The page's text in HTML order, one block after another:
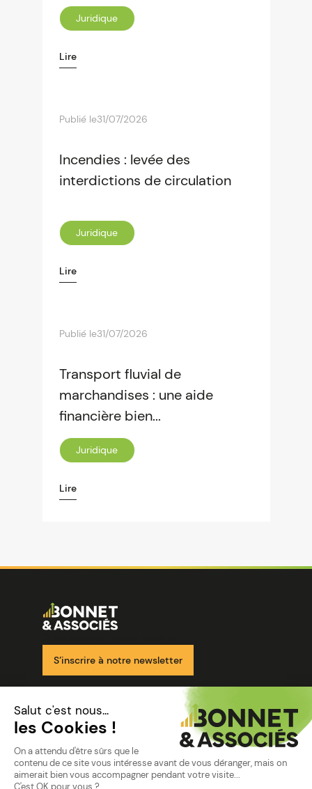
Juridique
Lire
Publié le31/07/2026
Incendies : levée des
interdictions de circulation
Juridique
Lire
Publié le31/07/2026
Transport fluvial de
marchandises : une aide
financière bien...
Juridique
Lire
Image
S’inscrire à notre newsletter
Nos solutions
Nos cabinets
Mon espace client